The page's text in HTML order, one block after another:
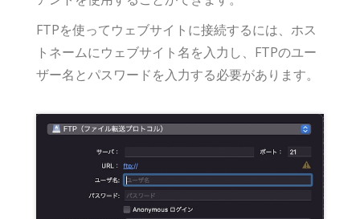
FTPを使ってウェブサイトに接続するには、ホス
トネームにウェブサイト名を入力し、FTPのユー
ザー名とパスワードを入力する必要があります。